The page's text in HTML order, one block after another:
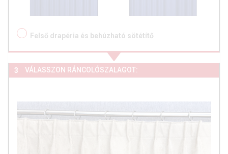
Felső drapéria és behúzható sötétítő
3 VÁLASSZON RÁNCOLÓSZALAGOT: